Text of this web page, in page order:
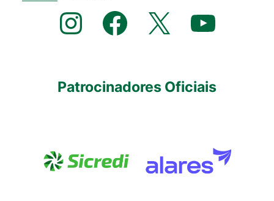
Instagram Facebook X YouTube
Patrocinadores Oficiais